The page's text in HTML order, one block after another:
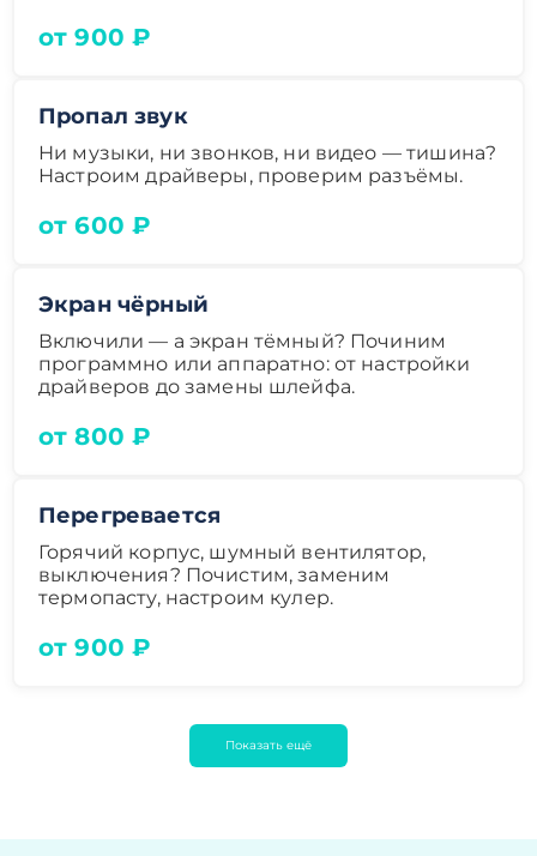
от 900 ₽
Пропал звук
Ни музыки, ни звонков, ни видео — тишина?
Настроим драйверы, проверим разъёмы.
от 600 ₽
Экран чёрный
Включили — а экран тёмный? Починим
программно или аппаратно: от настройки
драйверов до замены шлейфа.
от 800 ₽
Перегревается
Горячий корпус, шумный вентилятор,
выключения? Почистим, заменим
термопасту, настроим кулер.
от 900 ₽
Показать ещё